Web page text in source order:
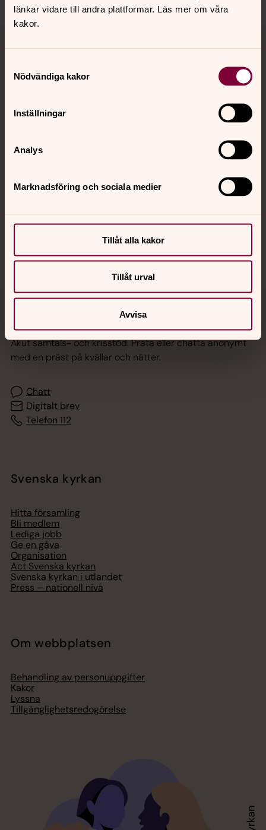
länkar vidare till andra plattformar. Läs mer om våra
kakor.
Nödvändiga kakor
Inställningar
Analys
Marknadsföring och sociala medier
Tillåt alla kakor
Tillåt urval
Avvisa
Tillbaka till toppen
Tillbaka till innehållet
Sociala kanaler
Jourhavande präst
Akut samtals- och krisstöd. Prata eller chatta anonymt
med en präst på kvällar och nätter.
Chatt
Digitalt brev
Telefon 112
Svenska kyrkan
Hitta församling
Bli medlem
Lediga jobb
Ge en gåva
Organisation
Act Svenska kyrkan
Svenska kyrkan i utlandet
Press – nationell nivå
Om webbplatsen
Behandling av personuppgifter
Kakor
Lyssna
Tillgänglighetsredogörelse